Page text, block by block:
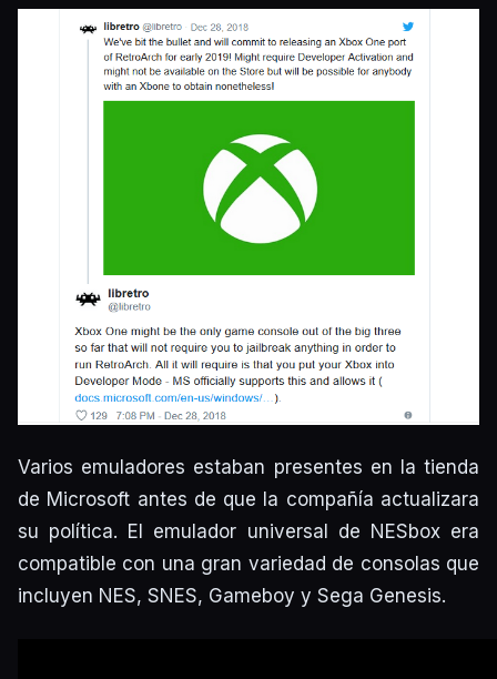
Varios emuladores estaban presentes en la tienda
de Microsoft antes de que la compañía actualizara
su política. El emulador universal de NESbox era
compatible con una gran variedad de consolas que
incluyen NES, SNES, Gameboy y Sega Genesis.